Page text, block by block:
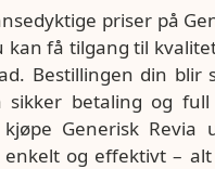
priser på
kan få tilgang til
Bestillingen din blir
sikker betaling og
Generisk Revia
og effektivt –